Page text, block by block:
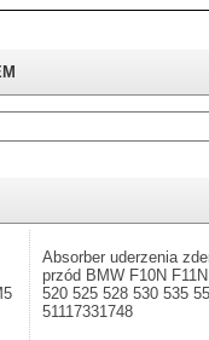
Absorber uderzenia
przód BMW F10N
520 525 528 530 535
51117331748